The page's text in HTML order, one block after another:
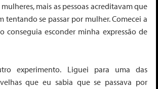
mais as pessoas acreditavam que
tentando se passar por mulher. Comecei a
conseguia esconder minha expressão de
experimento. Liguei para uma das
que eu sabia que se passava por